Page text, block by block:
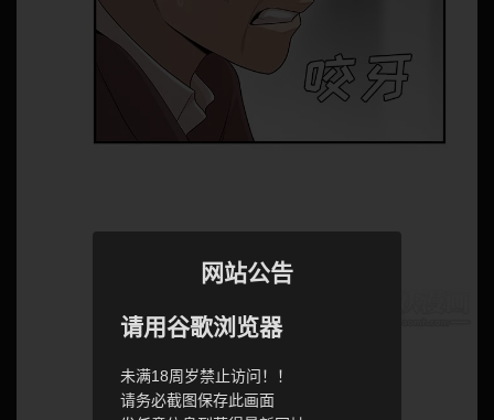
网站公告
请用谷歌浏览器
未满18周岁禁止访问！！
请务必截图保存此画面